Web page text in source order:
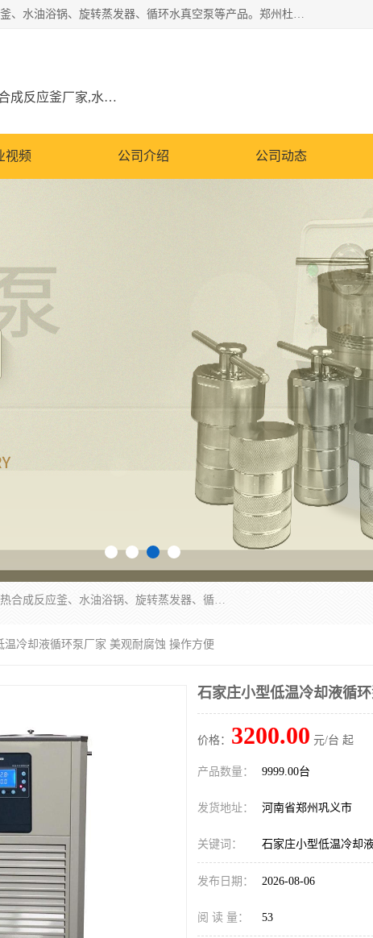
郑州杜甫仪器厂主营：低温冷却液循环泵、加热模块、水热合成反应釜、水油浴锅、旋转蒸发器、循环水真空泵等产品。郑州杜甫仪器厂在众多的教学仪器行业中依靠科技力量扬长避短、迅速发展，成为国家教委*生产教学仪器的厂家，产品具有国内良好水平，主导产品通过ISO9002质量认证。
低温冷却液循环泵厂家,加热模块厂家,水热合成反应釜厂家,水油浴锅厂家,旋转蒸发器厂家
视频 公司介绍 公司动态
郑州杜甫仪器厂主营：低温冷却液循环泵、加热模块、水热合成反应釜、水油浴锅、旋转蒸发器、循环水真空泵等产品。郑州杜甫仪器厂在众多的教学仪器行业中依靠科技力量扬长避短、迅速发展，成为国家教委*生产教学仪器的厂家，产品具有国内良好水平，主导产品通过ISO9002质量认证。
温冷却液循环泵厂家 美观耐腐蚀 操作方便
石家庄小型低温冷却液循
价格： 3200.00 元/台 起
产品数量： 9999.00台
发货地址： 河南省郑州巩义市
关键词： 石家庄小型低温冷却
发布日期： 2026-08-06
阅 读 量： 53